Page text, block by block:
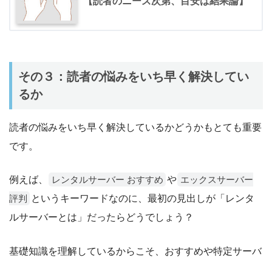
その３：読者の悩みをいち早く解決してい
るか
読者の悩みをいち早く解決しているかどうかもとても重要
です。
例えば、 レンタルサーバー おすすめ や エックスサーバー
評判
というキーワードなのに、最初の見出しが「レンタ
ルサーバーとは」だったらどうでしょう？
基礎知識を理解しているからこそ、おすすめや特定サーバ